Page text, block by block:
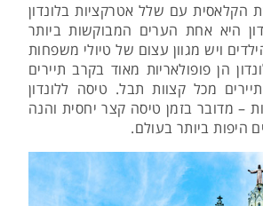
הקלאסית עם שלל אטרקציות בלונדון
היא אחת הערים המבוקשות ביותר
ויש מגוון עצום של טיולי משפחות
הן פופולאריות מאוד בקרב תיירים
מכל קצוות תבל. טיסה ללונדון
רק כ-5 שעות – מדובר בזמן טיסה קצר יחסית והנה
ביותר בעולם.